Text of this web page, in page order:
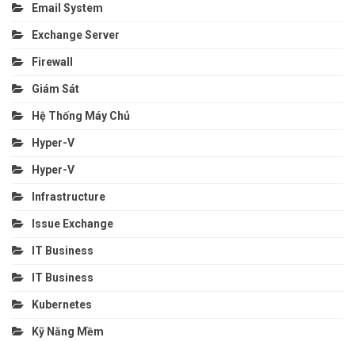
Email System
Exchange Server
Firewall
Giám Sát
Hệ Thống Máy Chủ
Hyper-V
Hyper-V
Infrastructure
Issue Exchange
IT Business
IT Business
Kubernetes
Kỹ Năng Mềm